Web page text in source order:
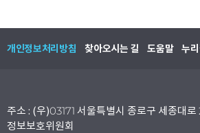
개인정보처리방침 찾아오시는 길 도움말 누
주소 : (우)03171 서울특별시 종로구 세종대
정보보호위원회